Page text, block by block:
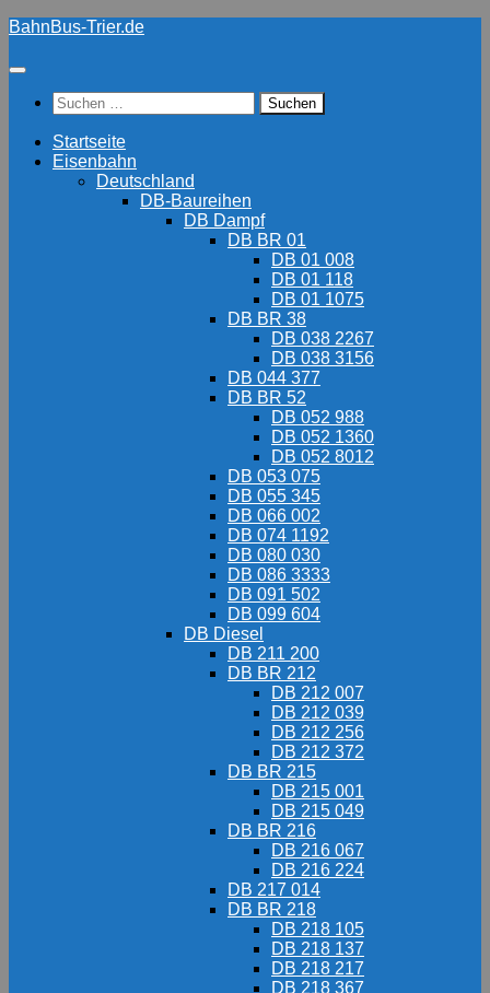
Zum
springen
BahnBus-Trier.de
Suchen
nach:
Startseite
Eisenbahn
Deutschland
DB-Baureihen
DB Dampf
DB BR 01
DB 01 008
DB 01 118
DB 01 1075
DB BR 38
DB 038 2267
DB 038 3156
DB 044 377
DB BR 52
DB 052 988
DB 052 1360
DB 052 8012
DB 053 075
DB 055 345
DB 066 002
DB 074 1192
DB 080 030
DB 086 3333
DB 091 502
DB 099 604
DB Diesel
DB 211 200
DB BR 212
DB 212 007
DB 212 039
DB 212 256
DB 212 372
DB BR 215
DB 215 001
DB 215 049
DB BR 216
DB 216 067
DB 216 224
DB 217 014
DB BR 218
DB 218 105
DB 218 137
DB 218 217
DB 218 367